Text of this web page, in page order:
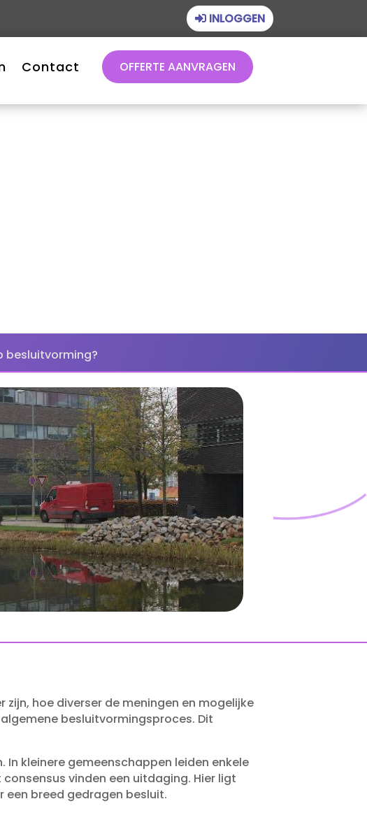
INLOGGEN
Contact OFFERTE AANVRAGEN
besluitvorming?
hoe diverser de meningen en mogelijke
besluitvormingsproces.​ Dit
In kleinere gemeenschappen leiden enkele
vinden een uitdaging.​ Hier ligt
een breed gedragen besluit.​